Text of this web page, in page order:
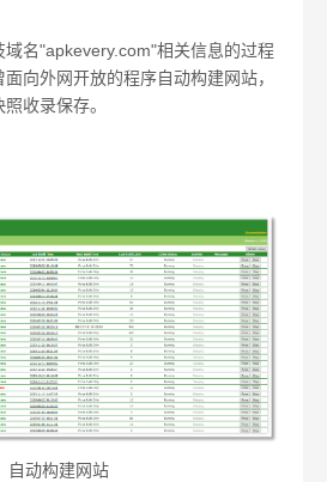
名"apkevery.com"相关信息的过程
向外网开放的程序自动构建网站，
收录保存。
自动构建网站